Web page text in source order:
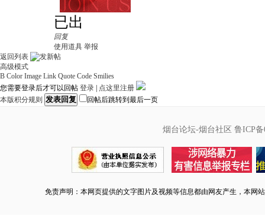
已出
回复
使用道具 举报
返回列表
高级模式
B Color Image Link Quote Code Smilies
您需要登录后才可以回帖 登录
点这里注册
本版积分规则 发表回复 回帖后跳转到最后一页
烟台论坛-烟台社区 鲁ICP备
免责声明：本网页提供的文字图片及视频等信息都由网友产生，本网